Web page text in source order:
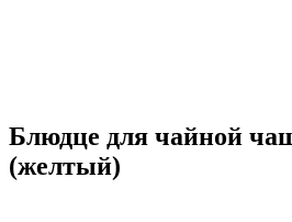
Блюдце для чайной
(желтый)